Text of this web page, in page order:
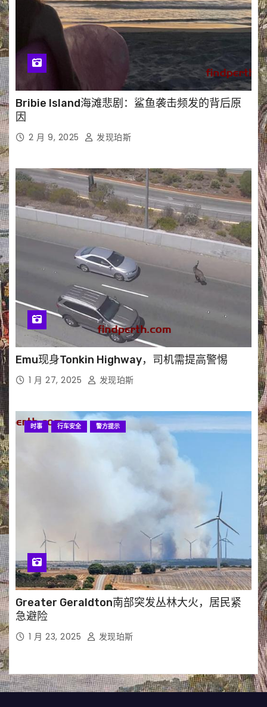
Bribie Island海滩悲剧：鲨鱼袭击频发的背后原
因
2 月 9, 2025 发现珀斯
Emu现身Tonkin Highway，司机需提高警惕
1 月 27, 2025 发现珀斯
时事 行车安全 警方提示
Greater Geraldton南部突发丛林大火，居民紧
急避险
1 月 23, 2025 发现珀斯